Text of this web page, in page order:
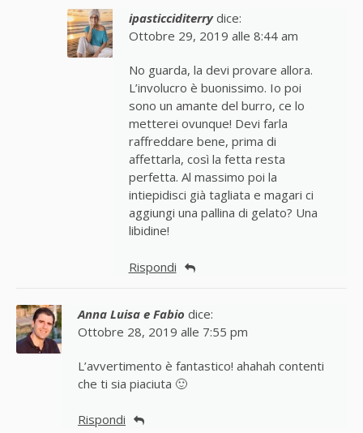
ipasticciditerry dice:
Ottobre 29, 2019 alle 8:44 am
No guarda, la devi provare allora.
L’involucro è buonissimo. Io poi
sono un amante del burro, ce lo
metterei ovunque! Devi farla
raffreddare bene, prima di
affettarla, così la fetta resta
perfetta. Al massimo poi la
intiepidisci già tagliata e magari ci
aggiungi una pallina di gelato? Una
libidine!
Rispondi
Anna Luisa e Fabio dice:
Ottobre 28, 2019 alle 7:55 pm
L’avvertimento è fantastico! ahahah contenti
che ti sia piaciuta 🙂
Rispondi